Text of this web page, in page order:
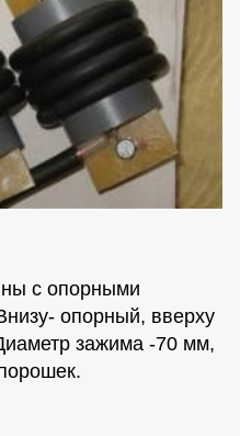
с опорными
опорный, вверху
зажима -70 мм,